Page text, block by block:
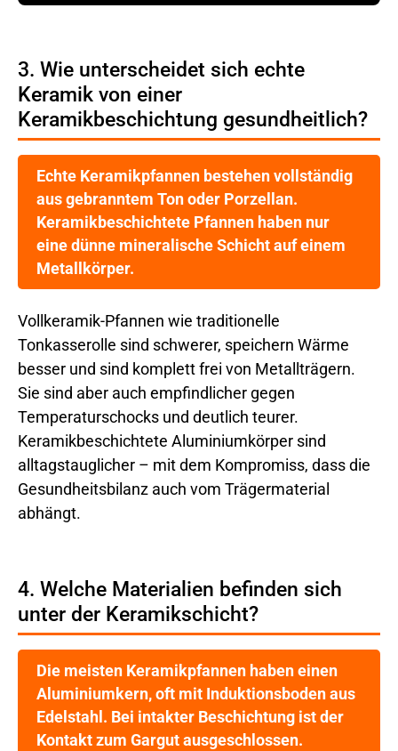
3. Wie unterscheidet sich echte
Keramik von einer
Keramikbeschichtung gesundheitlich?
Echte Keramikpfannen bestehen vollständig
aus gebranntem Ton oder Porzellan.
Keramikbeschichtete Pfannen haben nur
eine dünne mineralische Schicht auf einem
Metallkörper.
Vollkeramik-Pfannen wie traditionelle
Tonkasserolle sind schwerer, speichern Wärme
besser und sind komplett frei von Metallträgern.
Sie sind aber auch empfindlicher gegen
Temperaturschocks und deutlich teurer.
Keramikbeschichtete Aluminiumkörper sind
alltagstauglicher – mit dem Kompromiss, dass die
Gesundheitsbilanz auch vom Trägermaterial
abhängt.
4. Welche Materialien befinden sich
unter der Keramikschicht?
Die meisten Keramikpfannen haben einen
Aluminiumkern, oft mit Induktionsboden aus
Edelstahl. Bei intakter Beschichtung ist der
Kontakt zum Gargut ausgeschlossen.